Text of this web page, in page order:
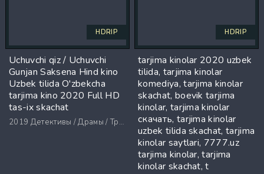
HDRIP
Uchuvchi qiz / Uchuvchi
Gunjan Saksena Hind kino
Uzbek tilida O'zbekcha
tarjima kino 2020 Full HD
tas-ix skachat
2019 Детективы / Драмы / Триллеры / Ужасы
HDRIP
tarjima kinolar 2020 uzbek
tilida, tarjima kinolar
komediya, tarjima kinolar
skachat, boevik tarjima
kinolar, tarjima kinolar
скачать, tarjima kinolar
uzbek tilida skachat, tarjima
kinolar saytlari, 7777.uz
tarjima kinolar, tarjima
kinolar skachat, t